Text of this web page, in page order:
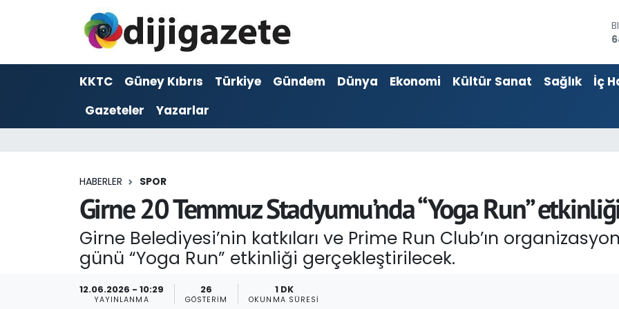
KKTC Güney Kıbrıs Türkiye Gündem Dünya Ekonomi Kültür Sanat Sağlık İç
Gazeteler
Yazarlar
HABERLER SPOR
Girne 20 Temmuz Stadyumu’nda “Yoga Run”
Girne Belediyesi’nin katkıları ve Prime Run Club’ın
günü “Yoga Run” etkinliği gerçekleştirilecek.
12.06.2026 - 10:29
YAYINLANMA
26
GÖSTERIM
1 DK
OKUNMA SÜRESI
ADVERTORIAL
Dijigazete
Foto Galeri
Hava Durumu
Trafik Durumu
Haber Arşivi